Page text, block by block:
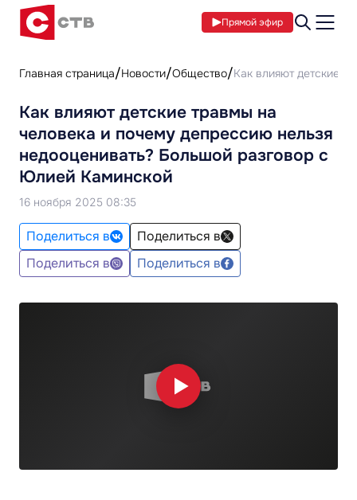
Прямой эфир
Главная страница Новости Общество Как влияют детские
Как влияют детские травмы на
человека и почему депрессию нельзя
недооценивать? Большой разговор с
Юлией Каминской
16 ноября 2025 08:35
Поделиться в
Поделиться в
Поделиться в
Поделиться в